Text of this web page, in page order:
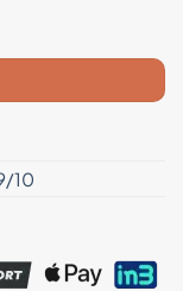
Aantal
10